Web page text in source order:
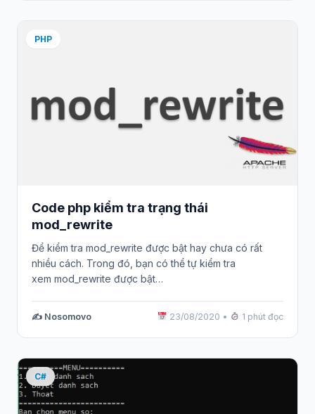
PHP
Code php kiểm tra trạng thái
mod_rewrite
Để kiểm tra mod_rewrite được bật hay chưa có rất
nhiều cách. Trong đó, bạn có thể tự kiểm tra
xem mod_rewrite được bật…
✍️ Nosomovo 23/08/2020 • 1 phút đọc
C#